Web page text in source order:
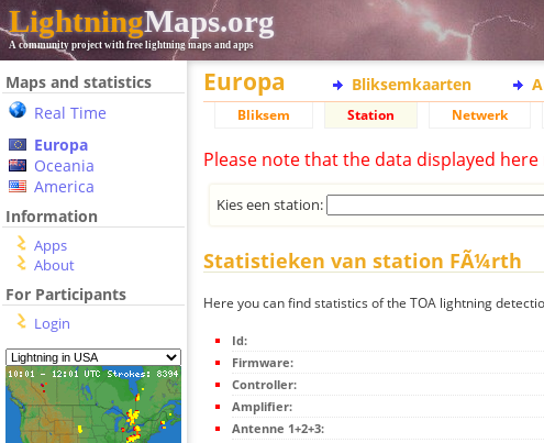
LightningMaps.org
A community project with free lightning maps and apps
Maps and statistics
Real Time
Europa
Oceania
America
Information
Apps
About
For Participants
Login
Europa Bliksemkaarten
Bliksem Station Netwerk
Please note that the data displayed
Kies een station:
Statistieken van station FÃ¼rth
Here you can find statistics of the TOA lightning
Id:
Firmware:
Controller:
Amplifier:
Antenne 1+2+3: